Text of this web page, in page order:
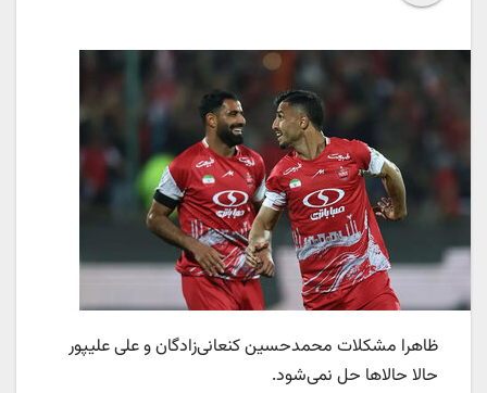
ظاهرا مشکلات محمدحسین کنعانی‌زادگان و علی علیپور
حالا حالاها حل نمی‌شود.